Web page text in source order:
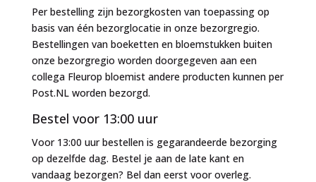
Per bestelling zijn bezorgkosten van toepassing op
basis van één bezorglocatie in onze bezorgregio.
Bestellingen van boeketten en bloemstukken buiten
onze bezorgregio worden doorgegeven aan een
collega Fleurop bloemist andere producten kunnen per
Post.NL worden bezorgd.
Bestel voor 13:00 uur
Voor 13:00 uur bestellen is gegarandeerde bezorging
op dezelfde dag. Bestel je aan de late kant en
vandaag bezorgen? Bel dan eerst voor overleg.